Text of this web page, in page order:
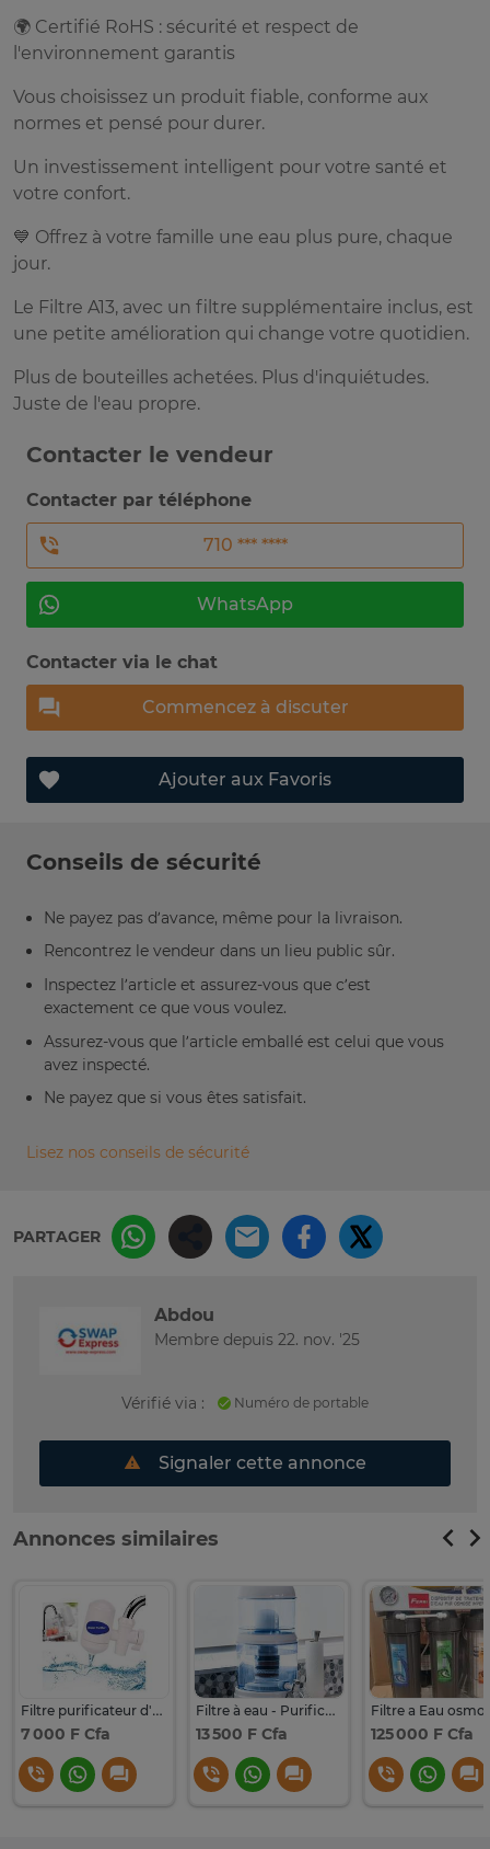
🌍 Certifié RoHS : sécurité et respect de
l'environnement garantis
Vous choisissez un produit fiable, conforme aux
normes et pensé pour durer.
Un investissement intelligent pour votre santé et
votre confort.
💙 Offrez à votre famille une eau plus pure, chaque
jour.
Le Filtre A13, avec un filtre supplémentaire inclus, est
une petite amélioration qui change votre quotidien.
Plus de bouteilles achetées. Plus d'inquiétudes.
Juste de l'eau propre.
Contacter le vendeur
Contacter par téléphone
710 *** ****
WhatsApp
Contacter via le chat
Commencez à discuter
Ajouter aux Favoris
Conseils de sécurité
Ne payez pas d’avance, même pour la livraison.
Rencontrez le vendeur dans un lieu public sûr.
Inspectez l’article et assurez-vous que c’est
exactement ce que vous voulez.
Assurez-vous que l’article emballé est celui que vous
avez inspecté.
Ne payez que si vous êtes satisfait.
Lisez nos conseils de sécurité
PARTAGER
Abdou
Membre depuis 22. nov. '25
Vérifié via : Numéro de portable
Signaler cette annonce
Annonces similaires
Filtre purificateur d'eau pour robinet.
7 000 F Cfa
Filtre à eau - Purificateur d'eau du robinet - 16 L
13 500 F Cfa 125 000 F Cfa